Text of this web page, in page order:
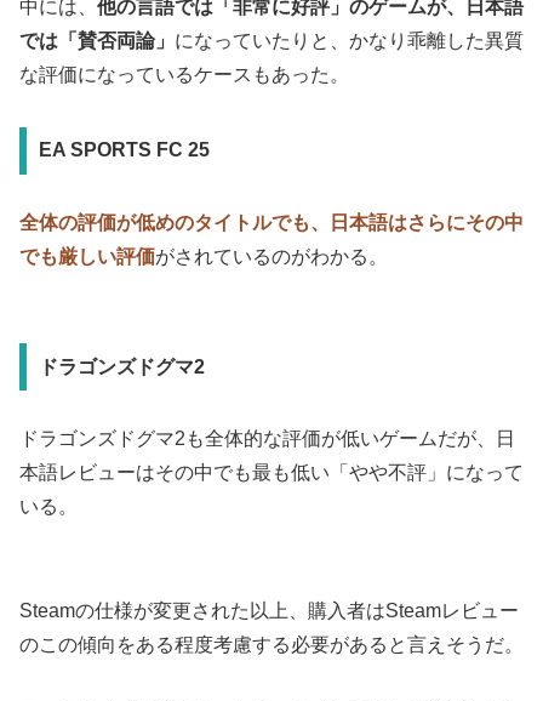
中には、 他の言語では「非常に好評」のゲームが、日本語
では「賛否両論」 になっていたりと、かなり乖離した異質
な評価になっているケースもあった。
EA SPORTS FC 25
全体の評価が低めのタイトルでも、日本語はさらにその中
でも厳しい評価がされているのがわかる。
ドラゴンズドグマ2
ドラゴンズドグマ2も全体的な評価が低いゲームだが、日
本語レビューはその中でも最も低い「やや不評」になって
いる。
Steamの仕様が変更された以上、購入者はSteamレビュー
のこの傾向をある程度考慮する必要があると言えそうだ。